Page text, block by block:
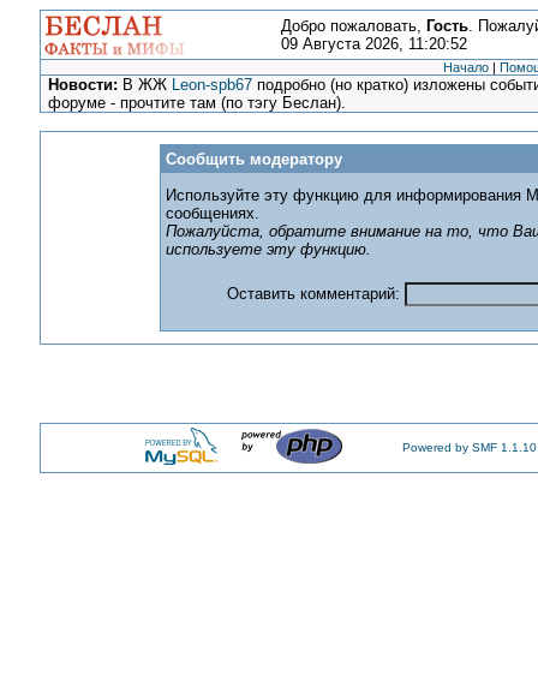
Добро пожаловать, Гость.
09 Августа 2026, 11:20:52
Начало |
Новости: В ЖЖ Leon-spb67 подробно (но кратко) изложены
форуме - прочтите там (по тэгу Беслан).
Сообщить модератору
Используйте эту функцию для информирования
сообщениях.
Пожалуйста, обратите внимание на то, что
используете эту функцию.
Оставить комментарий:
Powered by SMF 1.1.10